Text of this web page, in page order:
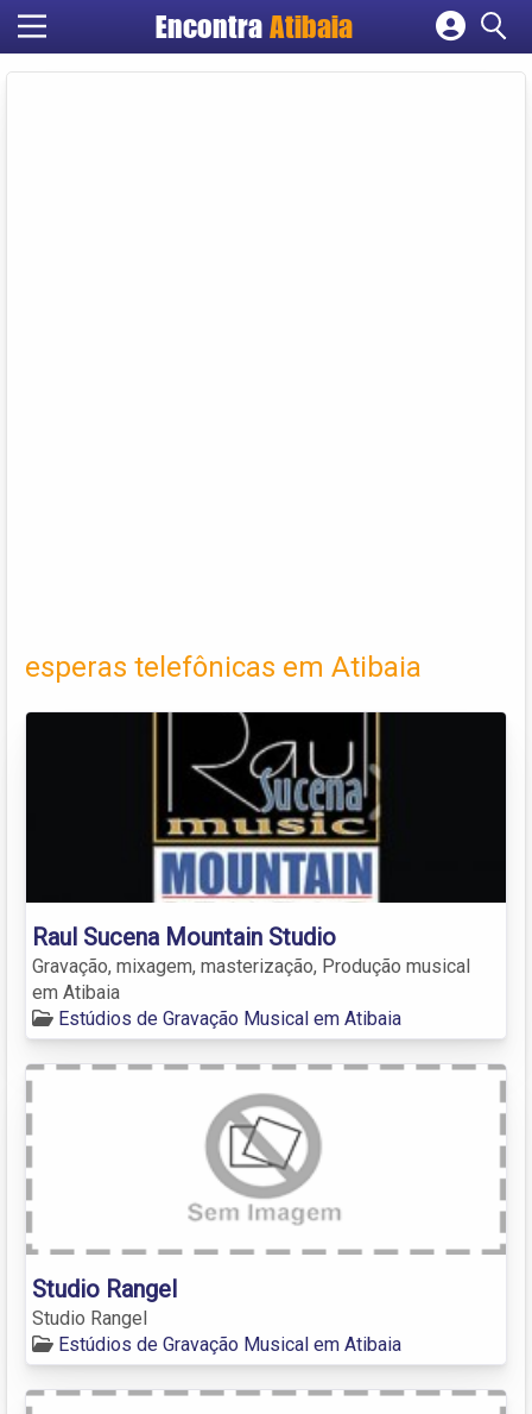
Encontra Atibaia
Cadastrar empresa
esperas telefônicas em Atibaia
Raul Sucena Mountain Studio
Gravação, mixagem, masterização, Produção musical
em Atibaia
Estúdios de Gravação Musical em Atibaia
Studio Rangel
Studio Rangel
Estúdios de Gravação Musical em Atibaia